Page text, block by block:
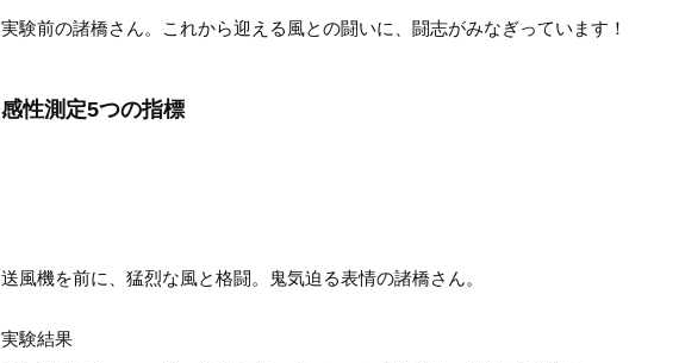
実験前の諸橋さん。これから迎える風との闘いに、闘志がみなぎっています！
感性測定5つの指標
送風機を前に、猛烈な風と格闘。鬼気迫る表情の諸橋さん。
実験結果